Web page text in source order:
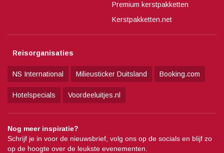
Premium kerstpakketten
Kerstpakketten.net
Reisorganisaties
NS International Milieusticker Duitsland Booking.com
Hotelspecials Voordeeluitjes.nl
Nog meer inspiratie?
Schrijf je in voor de nieuwsbrief, volg ons op de socials en blijf zo
op de hoogte over de leukste evenementen.